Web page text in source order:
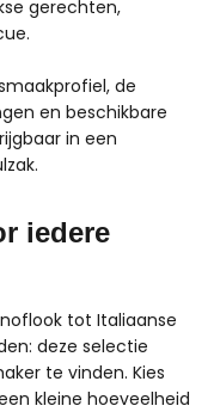
gerechten,
de
en beschikbare
in een
iedere
tot Italiaanse
deze selectie
te vinden. Kies
kleine hoeveelheid